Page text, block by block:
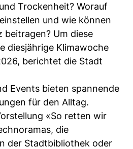
Trockenheit? Worauf
und wie können
beitragen? Um diese
diesjährige Klimawoche
berichtet die Stadt
Events bieten spannende
für den Alltag.
«So retten wir
die
der Stadtbibliothek oder